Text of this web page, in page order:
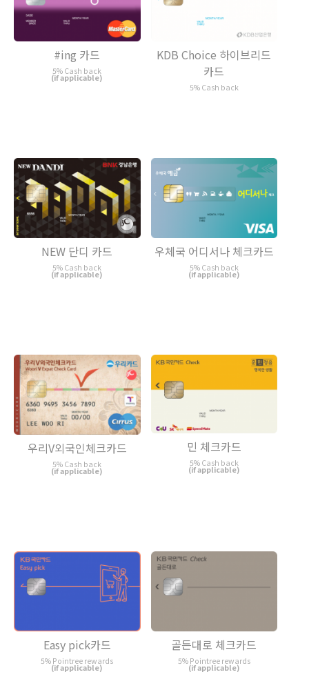
#ing 카드
5% Cash back
(if applicable)
KDB Choice 하이브리드
카드
5% Cash back
NEW 단디 카드
5% Cash back
(if applicable)
우체국 어디서나 체크카드
5% Cash back
(if applicable)
우리V외국인체크카드
5% Cash back
(if applicable)
민 체크카드
5% Cash back
(if applicable)
Easy pick카드
5% Pointree rewards
(if applicable)
골든대로 체크카드
5% Pointree rewards
(if applicable)